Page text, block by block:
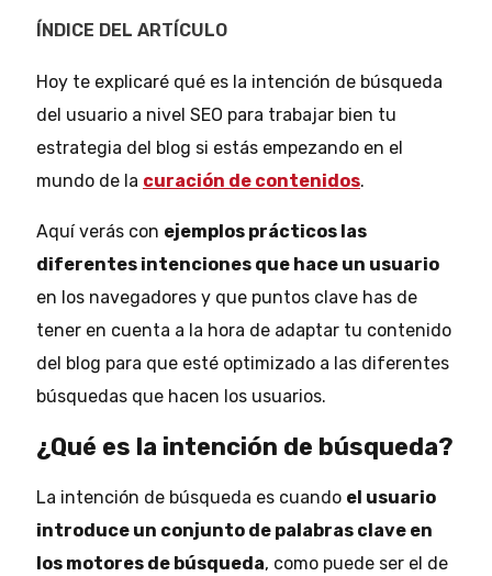
ÍNDICE DEL ARTÍCULO
Hoy te explicaré qué es la intención de búsqueda
del usuario a nivel SEO para trabajar bien tu
estrategia del blog si estás empezando en el
mundo de la curación de contenidos.
Aquí verás con ejemplos prácticos las
diferentes intenciones que hace un usuario
en los navegadores y que puntos clave has de
tener en cuenta a la hora de adaptar tu contenido
del blog para que esté optimizado a las diferentes
búsquedas que hacen los usuarios.
¿Qué es la intención de búsqueda?
La intención de búsqueda es cuando el usuario
introduce un conjunto de palabras clave en
los motores de búsqueda, como puede ser el de